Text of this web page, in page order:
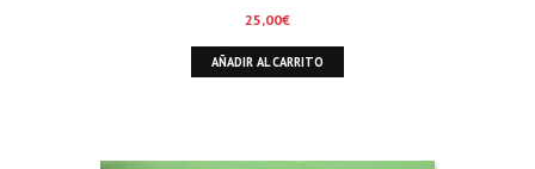
25,00€
AÑADIR AL CARRITO